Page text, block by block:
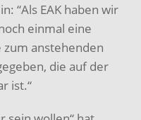
“Als EAK haben wir
einmal eine
anstehenden
die auf der
ist.“